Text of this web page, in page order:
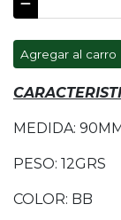
Agregar al carro
MEDIDA: 90MM
PESO: 12GRS
COLOR: BB